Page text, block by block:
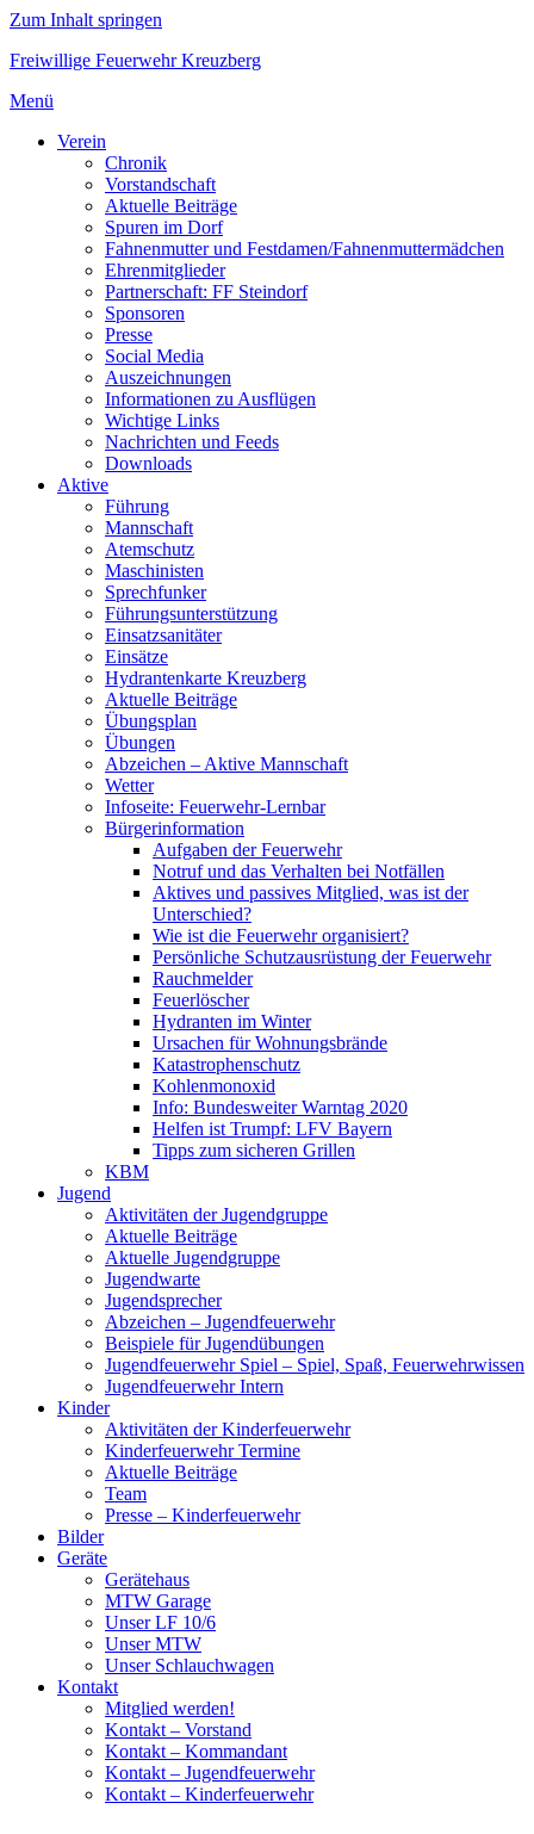
Zum Inhalt springen
Freiwillige Feuerwehr Kreuzberg
Menü
Verein
Chronik
Vorstandschaft
Aktuelle Beiträge
Spuren im Dorf
Fahnenmutter und Festdamen/Fahnenmuttermädchen
Ehrenmitglieder
Partnerschaft: FF Steindorf
Sponsoren
Presse
Social Media
Auszeichnungen
Informationen zu Ausflügen
Wichtige Links
Nachrichten und Feeds
Downloads
Aktive
Führung
Mannschaft
Atemschutz
Maschinisten
Sprechfunker
Führungsunterstützung
Einsatzsanitäter
Einsätze
Hydrantenkarte Kreuzberg
Aktuelle Beiträge
Übungsplan
Übungen
Abzeichen – Aktive Mannschaft
Wetter
Infoseite: Feuerwehr-Lernbar
Bürgerinformation
Aufgaben der Feuerwehr
Notruf und das Verhalten bei Notfällen
Aktives und passives Mitglied, was ist der
Unterschied?
Wie ist die Feuerwehr organisiert?
Persönliche Schutzausrüstung der Feuerwehr
Rauchmelder
Feuerlöscher
Hydranten im Winter
Ursachen für Wohnungsbrände
Katastrophenschutz
Kohlenmonoxid
Info: Bundesweiter Warntag 2020
Helfen ist Trumpf: LFV Bayern
Tipps zum sicheren Grillen
KBM
Jugend
Aktivitäten der Jugendgruppe
Aktuelle Beiträge
Aktuelle Jugendgruppe
Jugendwarte
Jugendsprecher
Abzeichen – Jugendfeuerwehr
Beispiele für Jugendübungen
Jugendfeuerwehr Spiel – Spiel, Spaß, Feuerwehrwissen
Jugendfeuerwehr Intern
Kinder
Aktivitäten der Kinderfeuerwehr
Kinderfeuerwehr Termine
Aktuelle Beiträge
Team
Presse – Kinderfeuerwehr
Bilder
Geräte
Gerätehaus
MTW Garage
Unser LF 10/6
Unser MTW
Unser Schlauchwagen
Kontakt
Mitglied werden!
Kontakt – Vorstand
Kontakt – Kommandant
Kontakt – Jugendfeuerwehr
Kontakt – Kinderfeuerwehr